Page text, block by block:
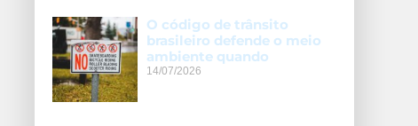
O código de trânsito
brasileiro defende o meio
ambiente quando
14/07/2026